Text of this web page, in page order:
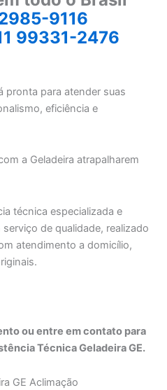
9116
99331-2476
pronta para atender suas
eficiência e
a Geladeira atrapalharem
técnica especializada e
de qualidade, realizado
atendimento a domicílio,
ou entre em contato para
Técnica Geladeira GE.
GE Aclimação